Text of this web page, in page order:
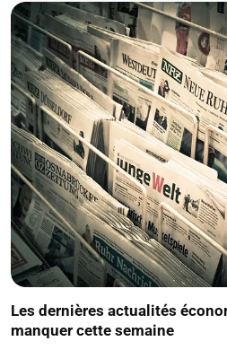
Les dernières actualités
manquer cette semaine